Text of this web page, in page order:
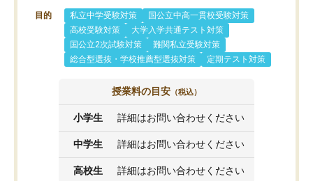
目的 私立中学受験対策
国公立中高一貫校受験対策
高校受験対策
大学入学共通テスト対策
国公立2次試験対策
難関私立受験対策
総合型選抜・学校推薦型選抜対策
定期テスト対策
授業料の目安 （税込）
小学生 詳細はお問い合わせください
中学生 詳細はお問い合わせください
高校生 詳細はお問い合わせください